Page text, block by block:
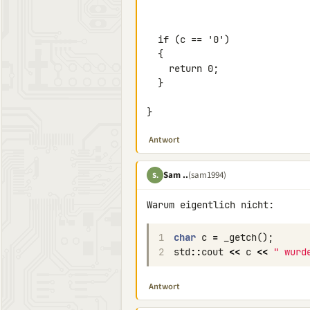
}
Antwort
S. Sam ..(sam1994)
1 char c = _getch();
2
std::cout << c << "
Antwort